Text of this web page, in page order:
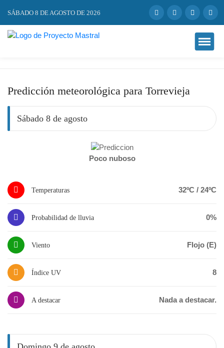
SÁBADO 8 DE AGOSTO DE 2026
Predicción meteorológica para Torrevieja
Sábado 8 de agosto
Poco nuboso
Temperaturas 32ºC / 24ºC
Probabilidad de lluvia 0%
Viento Flojo (E)
Índice UV 8
A destacar Nada a destacar.